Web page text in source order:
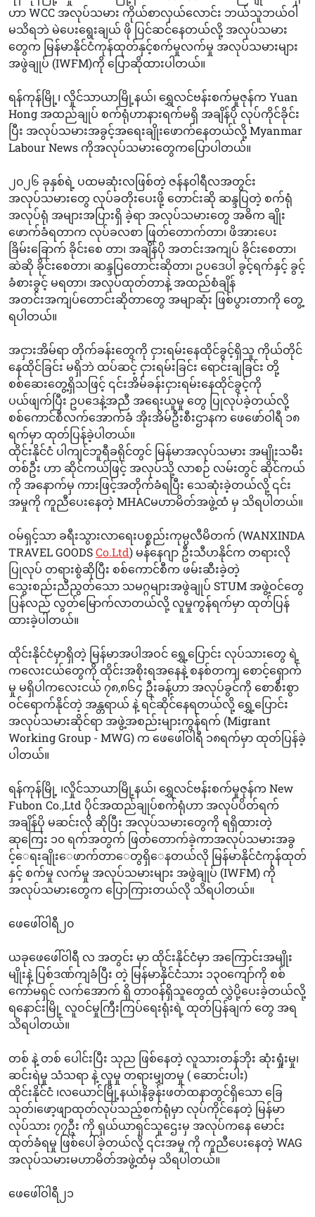
ဟာ WCC အလုပ်သမား ကိုယ်စာလှယ်လောင်း ဘယ်သူဘယ်ဝါ
မသိရဘဲ မဲပေးရွေးချယ် ဖို ပြင်ဆင်နေတယ်လို့ အလုပ်သမား
တွေက မြန်မာနိုင်ငံကုန်ထုတ်နှင့်စက်မှုလက်မှု အလုပ်သမားများ
အဖွဲချုပ် (IWFM)ကို ပြောဆိုထားပါတယ်။
ရန်ကုန်မြို့၊ လှိုင်သာယာမြို့နယ်၊ ရွှေလင်ဗန်းစက်မှုဇုန်က Yuan
Hong အထည်ချုပ် စက်ရုံဟာနားရက်မရှိ အချိန်ပို လုပ်ကိုင်ခိုင်း
ပြီး အလုပ်သမားအခွင့်အရေးချိုးဖောက်နေတယ်လို့ Myanmar
Labour News ကိုအလုပ်သမားတွေကပြောပါတယ်။
၂၀၂၆ ခုနှစ်ရဲ့ ပထမဆုံးလဖြစ်တဲ့ ဇန်နဝါရီလအတွင်း
အလုပ်သမားတွေ လုပ်ခတိုးပေးဖို့ တောင်းဆို ဆန္ဒပြတဲ့ စက်ရုံ
အလုပ်ရုံ အများအပြားရှိ ခဲ့ရာ အလုပ်သမားတွေ အဓိက ချိုး
ဖောက်ခံရတာက လုပ်ခလစာ ဖြတ်တောက်တာ၊ ဖိအားပေး
ခြိမ်းခြောက် ခိုင်းစေ တာ၊ အချိန်ပို အတင်းအကျပ် ခိုင်းစေတာ၊
ဆဲဆို ခိုင်းစေတာ၊ ဆန္ဒပြတောင်းဆိုတာ၊ ဥပဒေပါ ခွင့်ရက်နှင့် ခွင့်
ခံစားခွင့် မရတာ၊ အလုပ်ထုတ်တာနဲ့ အထည်စံချိန်
အတင်းအကျပ်တောင်းဆိုတာတွေ အမျာဆုံး ဖြစ်ပွားတာကို တွေ့
ရပါတယ်။
အငှားအိမ်ရာ တိုက်ခန်းတွေကို ငှားရမ်းနေထိုင်ခွင့်ရှိသူ ကိုယ်တိုင်
နေထိုင်ခြင်း မရှိဘဲ ထပ်ဆင့် ငှားရမ်းခြင်း ရောင်းချခြင်း တို့
စစ်ဆေးတွေ့ရှိသဖြင့် ၎င်းအိမ်ခန်းငှားရမ်းနေထိုင်ခွင့်ကို
ပယ်ဖျက်ပြီး ဥပဒေနဲ့အညီ အရေးယူမှု တွေ ပြုလုပ်ခဲ့တယ်လို့
စစ်ကောင်စီလက်အောက်ခံ အိုးအိမ်ဦးစီးဌာနက ဖေဖော်ဝါရီ ၁၈
ရက်မှာ ထုတ်ပြန်ခဲ့ပါတယ်။
ထိုင်းနိုင်ငံ ပါကျင်ဘူရီခရိုင်တွင် မြန်မာအလုပ်သမား အမျိုးသမီး
တစ်ဦး ဟာ ဆိုင်ကယ်ဖြင့် အလုပ်သို့ လာစဉ် လမ်းတွင် ဆိုင်ကယ်
ကို အနောက်မှ ကားဖြင့်အတိုက်ခံရပြီး သေဆုံးခဲ့တယ်လို့ ၎င်း
အမှုကို ကူညီပေးနေတဲ့ MHACမဟာမိတ်အဖွဲ့ထံ မှ သိရပါတယ်။
ဝမ်ရှင့်သာ ခရီးသွားလာရေးပစ္စည်းကုမ္ပလီမိတက် (WANXINDA
TRAVEL GOODSCo.Ltd) မန်နေဂျာ ဦးသီဟနိုင်က တရားလို
ပြုလုပ် တရားစွဲဆိုပြီး စစ်ကောင်စီက ဖမ်းဆီးခဲ့တဲ့
သွေးစည်းညီညွတ်သော သမဂ္ဂများအဖွဲချုပ် STUM အဖွဲ့ဝင်တွေ
ပြန်လည် လွတ်မြောက်လာတယ်လို့ လူမှုကွန်ရက်မှာ ထုတ်ပြန်
ထားခဲ့ပါတယ်။
ထိုင်းနိုင်ငံမှာရှိတဲ့ မြန်မာအပါအဝင် ရွှေ့ပြောင်း လုပ်သားတွေ ရဲ့
ကလေးငယ်တွေကို ထိုင်းအစိုးရအနေနဲ့ စနစ်တကျ စောင့်ရှောက်
မှု မရှိပါကလေးငယ် ၇၈,၈၆၄ ဦးခန့်ဟာ အလုပ်ခွင်ကို စောစီးစွာ
ဝင်ရောက်နိုင်တဲ့ အန္တရာယ် နဲ့ ရင်ဆိုင်နေရတယ်လို့ ရွှေ့ပြောင်း
အလုပ်သမားဆိုင်ရာ အဖွဲ့အစည်းများကွန်ရက် (Migrant
Working Group - MWG) က ဖေဖေါ်ဝါရီ ၁၈ရက်မှာ ထုတ်ပြန်ခဲ့
ပါတယ်။
ရန်ကုန်မြို့ ၊လှိုင်သာယာမြို့နယ်၊ ရွှေလင်ဗန်းစက်မှုဇုန်က New
Fubon Co.,Ltd ပိုင်အထည်ချုပ်စက်ရုံဟာ အလုပ်ပိတ်ရက်
အချိန်ပို မဆင်းလို ဆိုပြီး အလုပ်သမားတွေကို ရရှိထားတဲ့
ဆုကြေး ၁၀ ရက်အတွက် ဖြတ်တောက်ခဲ့ကာအလုပ်သမားအခွ
င့်‌ေရးချိုး‌ေဖာက်တာ‌ေတွရှိ‌ေနတယ်လို မြန်မာနိုင်ငံကုန်ထုတ်
နှင့် စက်မှု လက်မှု အလုပ်သမားများ အဖွဲချုပ် (IWFM) ကို
အလုပ်သမားတွေက ပြောကြားတယ်လို သိရပါတယ်။
ဖေဖေါ်ဝါရီ၂၀
ယခုဖေဖေါ်ဝါရီ လ အတွင်း မှာ ထိုင်းနိုင်ငံမှာ အကြောင်းအမျိုး
မျိုးနဲ့ ပြစ်ဒဏ်ကျခံပြီး တဲ့ မြန်မာနိုင်ငံသား ၁၃၀ကျော်ကို စစ်
ကော်မရှင် လက်အောက် ရှိ တာဝန်ရှိသူတွေထံ လွှဲပို့ပေးခဲ့တယ်လို့
ရနောင်းမြို့ လူဝင်မှုကြီးကြပ်ရေးရုံးရဲ့ ထုတ်ပြန်ချက် တွေ အရ
သိရပါတယ်။
တစ် နဲ့ တစ် ပေါင်းပြီး သုည ဖြစ်နေတဲ့ လူသားတန်ဘိုး ဆုံးရှုံးမှု၊
ဆင်းရဲမှု သံသရာ နဲ့ လူမှု တရားမျှတမှု ( ဆောင်းပါး)
ထိုင်းနိုင်ငံ ၊လယောင်မြို့နယ်၊နိခွန်းဖတ်ထနာတွင်ရှိသော ခြေ
သုတ်၊ဖော့ဖျာထုတ်လုပ်သည့်စက်ရုံမှာ လုပ်ကိုင်နေတဲ့ မြန်မာ
လုပ်သား ၇၇ဦး ကို ရှယ်ယာရှင်သူဌေးမှ အလုပ်ကနေ မောင်း
ထုတ်ခံရမှု ဖြစ်ပေါ်ခဲ့တယ်လို့ ၎င်းအမှု ကို ကူညီပေးနေတဲ့ WAG
အလုပ်သမားမဟာမိတ်အဖွဲ့ထံမှ သိရပါတယ်။
ဖေဖေါ်ဝါရီ၂၁